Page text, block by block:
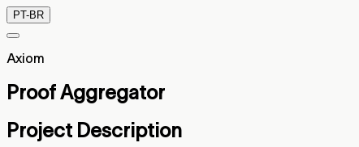
PT-BR
Axiom
Proof Aggregator
Project Description